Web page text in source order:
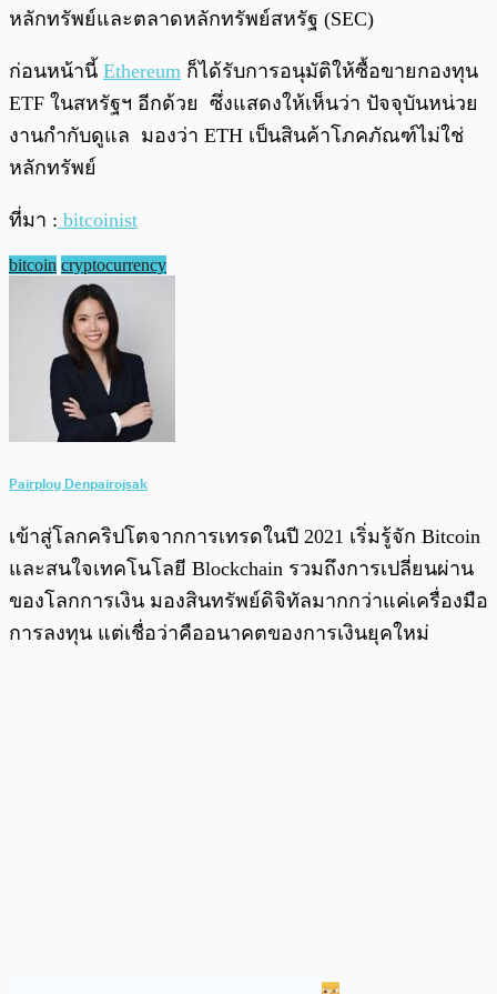
หลักทรัพย์และตลาดหลักทรัพย์สหรัฐ (SEC)
ก่อนหน้านี้ Ethereum ก็ได้รับการอนุมัติให้ซื้อขายกองทุน
ETF ในสหรัฐฯ อีกด้วย ซึ่งแสดงให้เห็นว่า ปัจจุบันหน่วย
งานกำกับดูแล มองว่า ETH เป็นสินค้าโภคภัณฑ์ไม่ใช่
หลักทรัพย์
ที่มา : bitcoinist
bitcoin cryptocurrency
Pairploy Denpairojsak
เข้าสู่โลกคริปโตจากการเทรดในปี 2021 เริ่มรู้จัก Bitcoin
และสนใจเทคโนโลยี Blockchain รวมถึงการเปลี่ยนผ่าน
ของโลกการเงิน มองสินทรัพย์ดิจิทัลมากกว่าแค่เครื่องมือ
การลงทุน แต่เชื่อว่าคืออนาคตของการเงินยุคใหม่